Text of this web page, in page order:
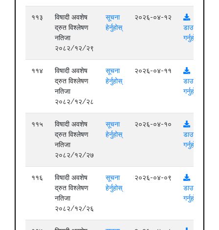
११३
विषादी अवशेष
द्रुत विश्लेषण
नतिजा
२०८२/१२/२९
सूचना
हेर्नुहोस्
२०२६-०४-१२
डाउनलोड
गर्नुहोस्
११४
विषादी अवशेष
द्रुत विश्लेषण
नतिजा
२०८२/१२/२८
सूचना
हेर्नुहोस्
२०२६-०४-११
डाउनलोड
गर्नुहोस्
११५
विषादी अवशेष
द्रुत विश्लेषण
नतिजा
२०८२/१२/२७
सूचना
हेर्नुहोस्
२०२६-०४-१०
डाउनलोड
गर्नुहोस्
११६
विषादी अवशेष
द्रुत विश्लेषण
नतिजा
२०८२/१२/२६
सूचना
हेर्नुहोस्
२०२६-०४-०९
डाउनलोड
गर्नुहोस्